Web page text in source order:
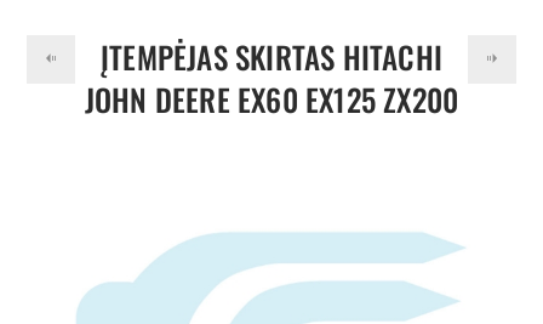
ĮTEMPĖJAS SKIRTAS HITACHI
JOHN DEERE EX60 EX125 ZX200